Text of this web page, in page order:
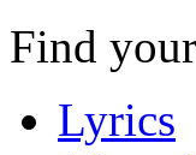
Find
Lyrics